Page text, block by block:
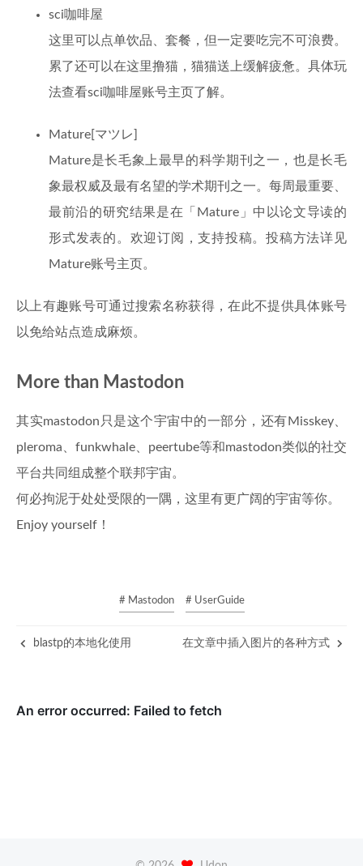
sci咖啡屋
这里可以点单饮品、套餐，但一定要吃完不可浪费。
累了还可以在这里撸猫，猫猫送上缓解疲惫。具体玩
法查看sci咖啡屋账号主页了解。
Mature[マツレ]
Mature是长毛象上最早的科学期刊之一，也是长毛
象最权威及最有名望的学术期刊之一。每周最重要、
最前沿的研究结果是在「Mature」中以论文导读的
形式发表的。欢迎订阅，支持投稿。投稿方法详见
Mature账号主页。
以上有趣账号可通过搜索名称获得，在此不提供具体账号
以免给站点造成麻烦。
More than Mastodon
其实mastodon只是这个宇宙中的一部分，还有Misskey、
pleroma、funkwhale、peertube等和mastodon类似的社交
平台共同组成整个联邦宇宙。
何必拘泥于处处受限的一隅，这里有更广阔的宇宙等你。
Enjoy yourself！
# Mastodon # UserGuide
blastp的本地化使用 在文章中插入图片的各种方式